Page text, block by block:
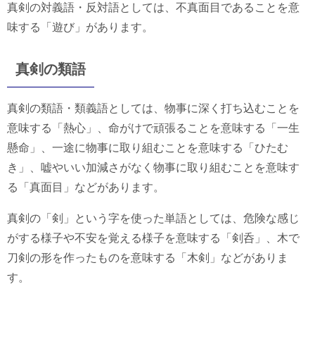
真剣の対義語・反対語としては、不真面目であることを意
味する「遊び」があります。
真剣の類語
真剣の類語・類義語としては、物事に深く打ち込むことを
意味する「熱心」、命がけで頑張ることを意味する「一生
懸命」、一途に物事に取り組むことを意味する「ひたむ
き」、嘘やいい加減さがなく物事に取り組むことを意味す
る「真面目」などがあります。
真剣の「剣」という字を使った単語としては、危険な感じ
がする様子や不安を覚える様子を意味する「剣呑」、木で
刀剣の形を作ったものを意味する「木剣」などがありま
す。